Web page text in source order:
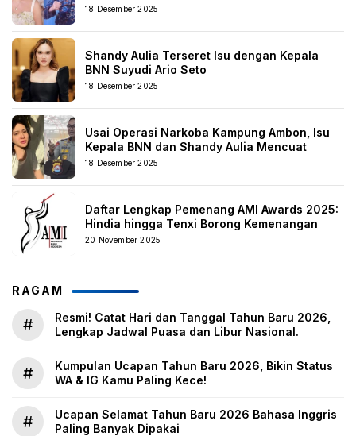
18 Desember 2025
Shandy Aulia Terseret Isu dengan Kepala
BNN Suyudi Ario Seto
18 Desember 2025
Usai Operasi Narkoba Kampung Ambon, Isu
Kepala BNN dan Shandy Aulia Mencuat
18 Desember 2025
Daftar Lengkap Pemenang AMI Awards 2025:
Hindia hingga Tenxi Borong Kemenangan
20 November 2025
RAGAM
#
Resmi! Catat Hari dan Tanggal Tahun Baru 2026,
Lengkap Jadwal Puasa dan Libur Nasional.
#
Kumpulan Ucapan Tahun Baru 2026, Bikin Status
WA & IG Kamu Paling Kece!
#
Ucapan Selamat Tahun Baru 2026 Bahasa Inggris
Paling Banyak Dipakai